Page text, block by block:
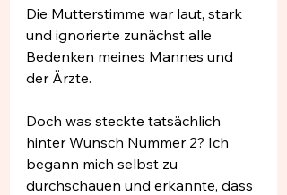
Die Mutterstimme war laut, stark
und ignorierte zunächst alle
Bedenken meines Mannes und
der Ärzte.
Doch was steckte tatsächlich
hinter Wunsch Nummer 2? Ich
begann mich selbst zu
durchschauen und erkannte, dass